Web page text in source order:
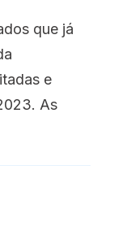
que já
e
As